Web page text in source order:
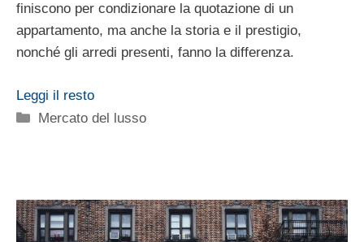
finiscono per condizionare la quotazione di un
appartamento, ma anche la storia e il prestigio,
nonché gli arredi presenti, fanno la differenza.
Leggi il resto
Categorie
Mercato del lusso